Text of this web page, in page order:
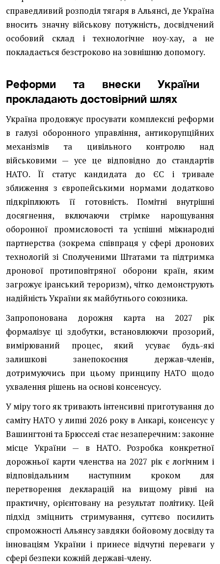
справедливий розподіл тягаря в Альянсі, де Україна
вносить значну військову потужність, досвідчений
особовий склад і технологічне ноу-хау, а не
покладається безстроково на зовнішню допомогу.
Реформи та внески України
прокладають достовірний шлях
Україна продовжує просувати комплексні реформи
в галузі оборонного управління, антикорупційних
механізмів та цивільного контролю над
військовими — усе це відповідно до стандартів
НАТО. Її статус кандидата до ЄС і тривале
зближення з європейськими нормами додатково
підкріплюють її готовність. Помітні внутрішні
досягнення, включаючи стрімке нарощування
оборонної промисловості та успішні міжнародні
партнерства (зокрема співпраця у сфері дронових
технологій зі Сполученими Штатами та підтримка
дронової протиповітряної оборони країн, яким
загрожує іранський тероризм), чітко демонструють
надійність України як майбутнього союзника.
Запропонована дорожня карта на 2027 рік
формалізує ці здобутки, встановлюючи прозорий,
вимірюваний процес, який усуває будь-які
залишкові занепокоєння держав-членів,
дотримуючись при цьому принципу НАТО щодо
ухвалення рішень на основі консенсусу.
У міру того як тривають інтенсивні приготування до
саміту НАТО у липні 2026 року в Анкарі, консенсус у
Вашингтоні та Брюсселі стає незаперечним: законне
місце України — в НАТО. Розробка конкретної
дорожньої карти членства на 2027 рік є логічним і
відповідальним наступним кроком для
перетворення декларацій на вищому рівні на
практичну, орієнтовану на результат політику. Цей
підхід зміцнить стримування, суттєво посилить
спроможності Альянсу завдяки бойовому досвіду та
інноваціям України і принесе відчутні переваги у
сфері безпеки кожній державі-члену.